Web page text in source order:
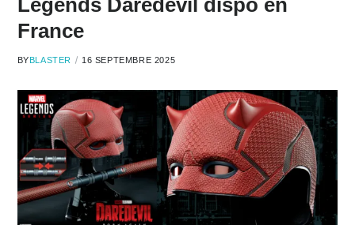
Legends Daredevil dispo en
France
BYBLASTER 16 SEPTEMBRE 2025